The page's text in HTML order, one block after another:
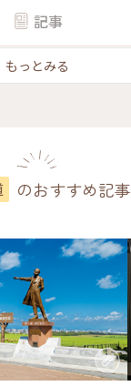
記事
もっとみる
のおすすめ記事